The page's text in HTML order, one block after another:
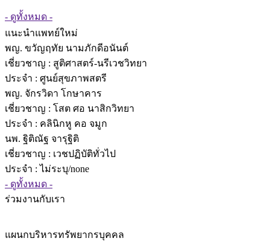
- ดูทั้งหมด -
แนะนำแพทย์ใหม่
พญ. ขวัญฤทัย นามภักดีอนันต์
เชี่ยวชาญ : สูติศาสตร์-นรีเวชวิทยา
ประจำ : ศูนย์สุขภาพสตรี
พญ. จักรวิดา โกษาคาร
เชี่ยวชาญ : โสต ศอ นาสิกวิทยา
ประจำ : คลินิกหู คอ จมูก
นพ. ฐิติณัฐ จารุฐิติ
เชี่ยวชาญ : เวชปฏิบัติทั่วไป
ประจำ : ไม่ระบุ/none
- ดูทั้งหมด -
ร่วมงานกับเรา
แผนกบริหารทรัพยากรบุคคล